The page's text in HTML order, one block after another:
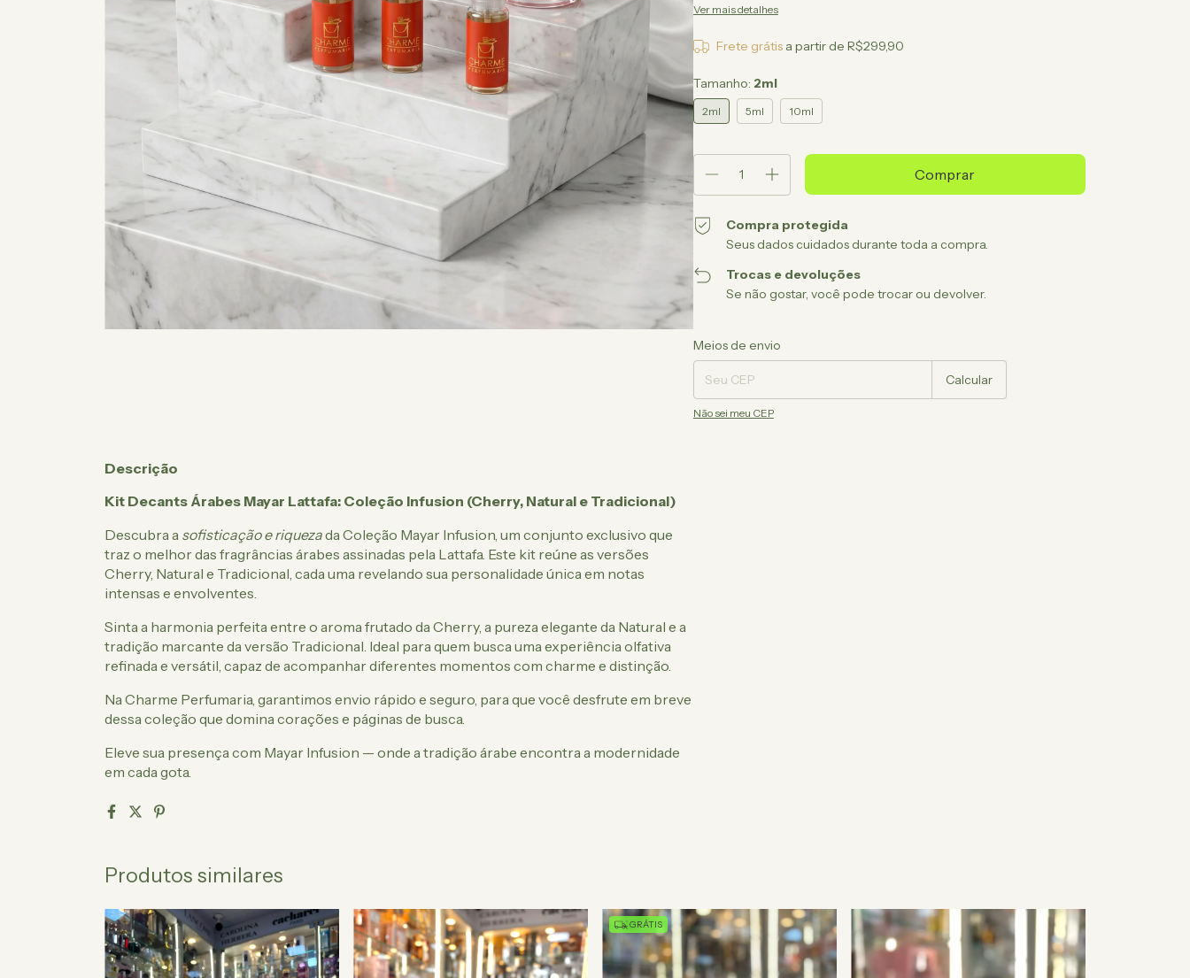
Ver mais detalhes
Frete grátis a partir deR$299,90
Tamanho: 2ml
2ml 5ml 10ml
Compra protegida
Seus dados cuidados durante toda a compra.
Trocas e devoluções
Se não gostar, você pode trocar ou devolver.
Entregas para o CEP:
Meios de envio
Calcular
Não sei meu CEP
Descrição
Kit Decants Árabes Mayar Lattafa: Coleção Infusion (Cherry, Natural e Tradicional)
Descubra a sofisticação e riquezada Coleção Mayar Infusion, um conjunto exclusivo que
traz o melhor das fragrâncias árabes assinadas pela Lattafa. Este kit reúne as versões
Cherry, Natural e Tradicional, cada uma revelando sua personalidade única em notas
intensas e envolventes.
Sinta a harmonia perfeita entre o aroma frutado da Cherry, a pureza elegante da Natural e a
tradição marcante da versão Tradicional. Ideal para quem busca uma experiência olfativa
refinada e versátil, capaz de acompanhar diferentes momentos com charme e distinção.
Na Charme Perfumaria, garantimos envio rápido e seguro, para que você desfrute em breve
dessa coleção que domina corações e páginas de busca.
Eleve sua presença com Mayar Infusion — onde a tradição árabe encontra a modernidade
em cada gota.
Produtos similares
GRÁTIS